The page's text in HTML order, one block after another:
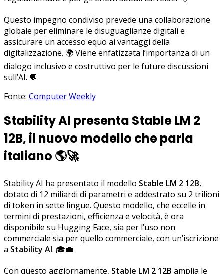
Questo impegno condiviso prevede una collaborazione
globale per eliminare le disuguaglianze digitali e
assicurare un accesso equo ai vantaggi della
digitalizzazione. 🌍 Viene enfatizzata l’importanza di un
dialogo inclusivo e costruttivo per le future discussioni
sull’AI. 💬
Fonte: Computer Weekly
Stability AI presenta Stable LM 2
12B, il nuovo modello che parla
italiano 🌎🚀
Stability AI ha presentato il modello Stable LM 2 12B,
dotato di 12 miliardi di parametri e addestrato su 2 trilioni
di token in sette lingue. Questo modello, che eccelle in
termini di prestazioni, efficienza e velocità, è ora
disponibile su Hugging Face, sia per l’uso non
commerciale sia per quello commerciale, con un’iscrizione
a Stability AI. 🎓💼
Con questo aggiornamente, Stable LM 2 12B amplia le